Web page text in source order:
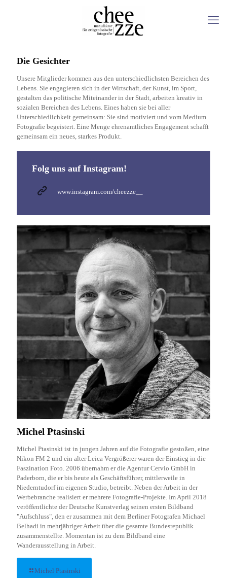
Die Gesichter
Unsere Mitglieder kommen aus den unterschiedlichsten Bereichen des
Lebens. Sie engagieren sich in der Wirtschaft, der Kunst, im Sport,
gestalten das politische Miteinander in der Stadt, arbeiten kreativ in
sozialen Bereichen des Lebens. Eines haben sie bei aller
Unterschiedlichkeit gemeinsam: Sie sind motiviert und vom Medium
Fotografie begeistert. Eine Menge ehrenamtliches Engagement schafft
gemeinsam ein neues, starkes Produkt.
Folg uns auf Instagram!
www.instagram.com/cheezze__
Michel Ptasinski
Michel Ptasinski ist in jungen Jahren auf die Fotografie gestoßen, eine
Nikon FM 2 und ein alter Leica Vergrößerer waren der Einstieg in die
Faszination Foto. 2006 übernahm er die Agentur Cervio GmbH in
Paderborn, die er bis heute als Geschäftsführer, mittlerweile in
Niederntudorf im eigenen Studio, betreibt. Neben der Arbeit in der
Werbebranche realisiert er mehrere Fotografie-Projekte. Im April 2018
veröffentlichte der Deutsche Kunstverlag seinen ersten Bildband
"Aufschluss", den er zusammen mit dem Berliner Fotografen Michael
Belhadi in mehrjähriger Arbeit über die gesamte Bundesrepublik
zusammenstellte. Momentan ist zu dem Bildband eine
Wanderausstellung in Arbeit.
Michel Ptasinski